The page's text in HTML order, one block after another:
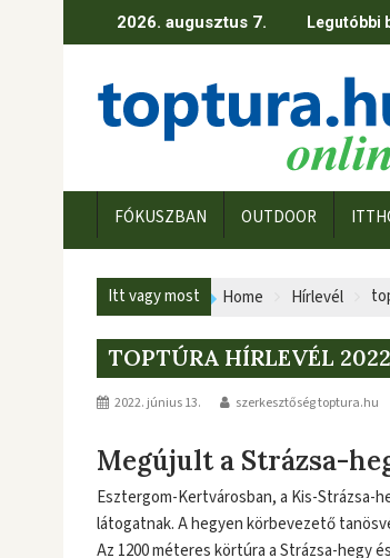
2026. augusztus 7. Legutóbbi
FÓKUSZBAN OUTDOOR
Itt vagy most Home Hírlevél
TOPTÚRA HÍRLEVÉL
2022. június 13. szerkesztőség toptura.hu
Megújult a Strázsa-
Esztergom-Kertvárosban, a Kis-Strázsa-
látogatnak. A hegyen körbevezető
Az 1200 méteres körtúra a Strázsa-hegy